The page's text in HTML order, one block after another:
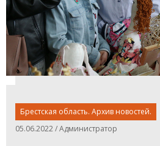
Брестская область. Архив новостей.
05.06.2022 / Администратор